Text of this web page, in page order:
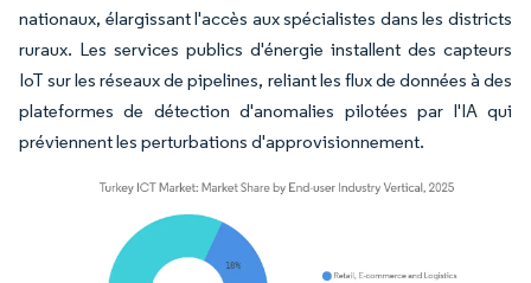
nationaux, élargissant l'accès aux spécialistes dans les districts
ruraux. Les services publics d'énergie installent des capteurs
IoT sur les réseaux de pipelines, reliant les flux de données à des
plateformes de détection d'anomalies pilotées par l'IA qui
préviennent les perturbations d'approvisionnement.